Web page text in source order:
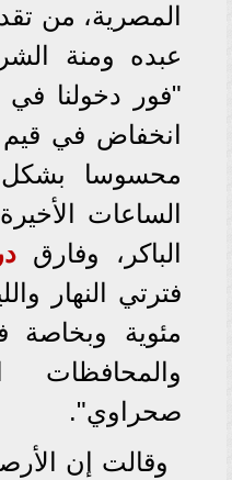
المصرية، من
عبده ومنة
"فور دخولنا في
انخفاض في
محسوسا
الساعات
الباكر، وفارق
مئوية وبخاصة
والمحافظات
صحراوي".
وقالت إن